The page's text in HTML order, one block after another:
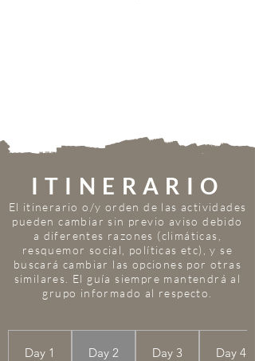
ITINERARIO
El itinerario o/y orden de las actividades
pueden cambiar sin previo aviso debido
a diferentes razones (climáticas,
resquemor social, políticas etc), y se
buscará cambiar las opciones por otras
similares. El guía siempre mantendrá al
grupo informado al respecto.
Day 1 Day 2 Day 3 Day 4